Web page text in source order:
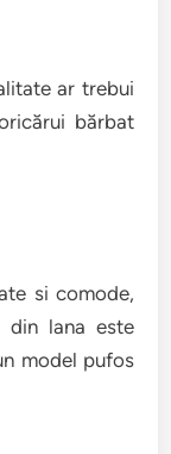
ar trebui
bărbat
si comode,
din lana este
model pufos